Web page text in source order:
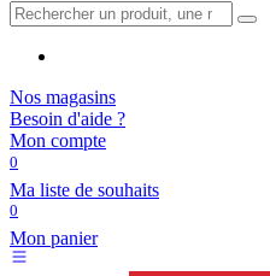
Nos magasins
Besoin d'aide ?
Mon compte
0
Ma liste de souhaits
0
Mon panier